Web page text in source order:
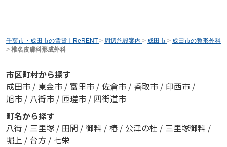
千葉市・成田市の賃貸｜ReRENT > 周辺施設案内 > 成田市 > 成田市の整形外科
> 椎名皮膚科形成外科
市区町村から探す
成田市 / 東金市 / 富里市 / 佐倉市 / 香取市 / 印西市 /
旭市 / 八街市 / 匝瑳市 / 四街道市
町名から探す
八街 / 三里塚 / 田間 / 御料 / 椿 / 公津の杜 / 三里塚御料 /
堀上 / 台方 / 七栄